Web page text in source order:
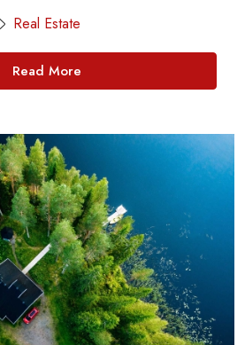
Real Estate
Read More